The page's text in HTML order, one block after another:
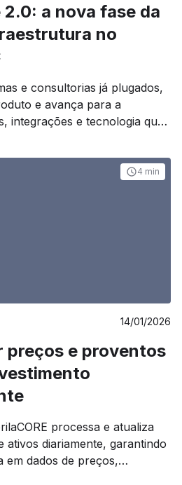
a nova fase da
no
e consultorias já plugados,
e avança para a
integrações e tecnologia que
B2B2C foi
de plataformas de bancos e
4 min
14/01/2026
preços e proventos
processa e atualiza
ativos diariamente, garantindo
em dados de preços,